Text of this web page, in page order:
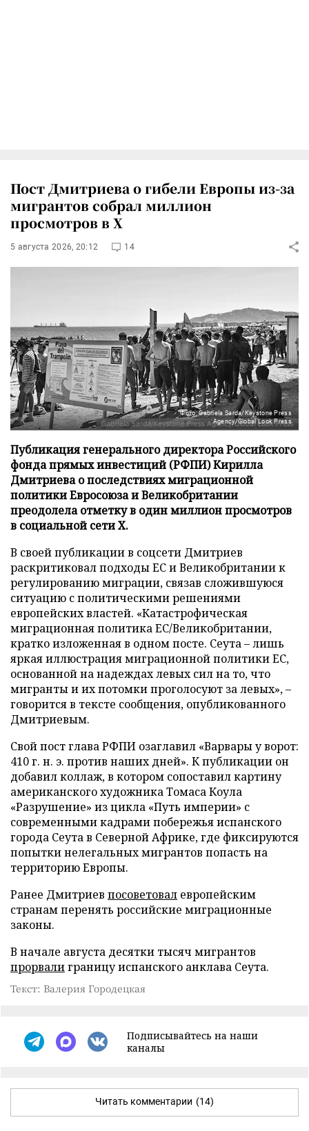
Пост Дмитриева о гибели Европы из-за
мигрантов собрал миллион
просмотров в X
5 августа 2026, 20:12 14
Фото: Gabriela Sarda/Keystone Press
Agency/Global Look Press
Публикация генерального директора Российского
фонда прямых инвестиций (РФПИ) Кирилла
Дмитриева о последствиях миграционной
политики Евросоюза и Великобритании
преодолела отметку в один миллион просмотров
в социальной сети X.
В своей публикации в соцсети Дмитриев
раскритиковал подходы ЕС и Великобритании к
регулированию миграции, связав сложившуюся
ситуацию с политическими решениями
европейских властей. «Катастрофическая
миграционная политика ЕС/Великобритании,
кратко изложенная в одном посте. Сеута – лишь
яркая иллюстрация миграционной политики ЕС,
основанной на надеждах левых сил на то, что
мигранты и их потомки проголосуют за левых», –
говорится в тексте сообщения, опубликованного
Дмитриевым.
Свой пост глава РФПИ озаглавил «Варвары у ворот:
410 г. н. э. против наших дней». К публикации он
добавил коллаж, в котором сопоставил картину
американского художника Томаса Коула
«Разрушение» из цикла «Путь империи» с
современными кадрами побережья испанского
города Сеута в Северной Африке, где фиксируются
попытки нелегальных мигрантов попасть на
территорию Европы.
Ранее Дмитриев посоветовал европейским
странам перенять российские миграционные
законы.
В начале августа десятки тысяч мигрантов
прорвалиграницу испанского анклава Сеута.
Текст: Валерия Городецкая
Подписывайтесь на наши
каналы
Читать комментарии (14)